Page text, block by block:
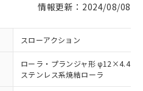
情報更新：2024/08/08
スローアクション
ローラ・プランジャ形 φ12×4.4
ステンレス系焼結ローラ